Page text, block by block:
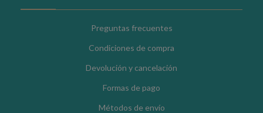
Preguntas frecuentes
Condiciones de compra
Devolución y cancelación
Formas de pago
Métodos de envío